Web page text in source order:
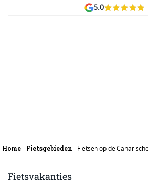
5.0
Home - Fietsgebieden - Fietsen op de
Fietsvakanties